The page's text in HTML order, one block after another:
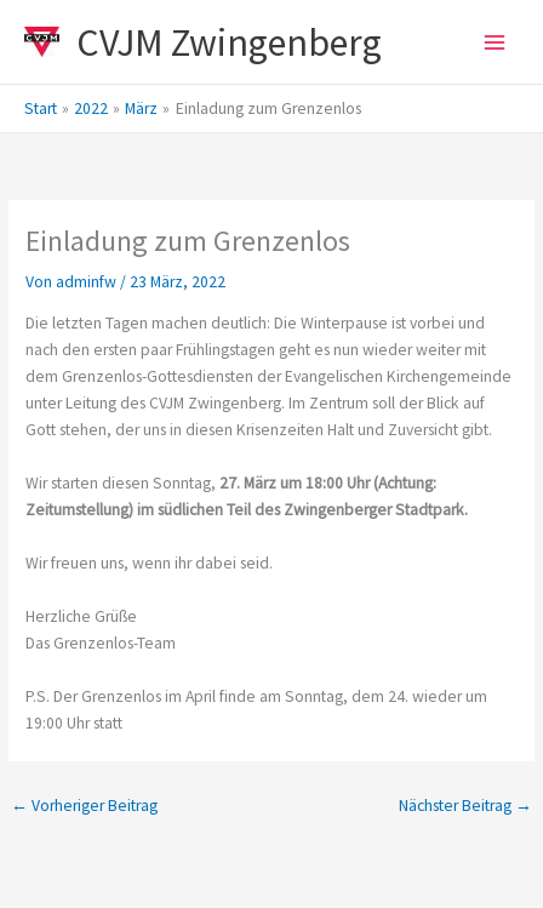
Inhalt
CVJM Zwingenberg
Start 2022 März Einladung zum Grenzenlos
Einladung zum Grenzenlos
Vonadminfw/ 23 März, 2022
Die letzten Tagen machen deutlich: Die Winterpause ist vorbei und
nach den ersten paar Frühlingstagen geht es nun wieder weiter mit
dem Grenzenlos-Gottesdiensten der Evangelischen Kirchengemeinde
unter Leitung des CVJM Zwingenberg. Im Zentrum soll der Blick auf
Gott stehen, der uns in diesen Krisenzeiten Halt und Zuversicht gibt.
Wir starten diesen Sonntag, 27. März um 18:00 Uhr (Achtung:
Zeitumstellung) im südlichen Teil des Zwingenberger Stadtpark.
Wir freuen uns, wenn ihr dabei seid.
Herzliche Grüße
Das Grenzenlos-Team
P.S. Der Grenzenlos im April finde am Sonntag, dem 24. wieder um
19:00 Uhr statt
← Vorheriger Beitrag Nächster Beitrag →